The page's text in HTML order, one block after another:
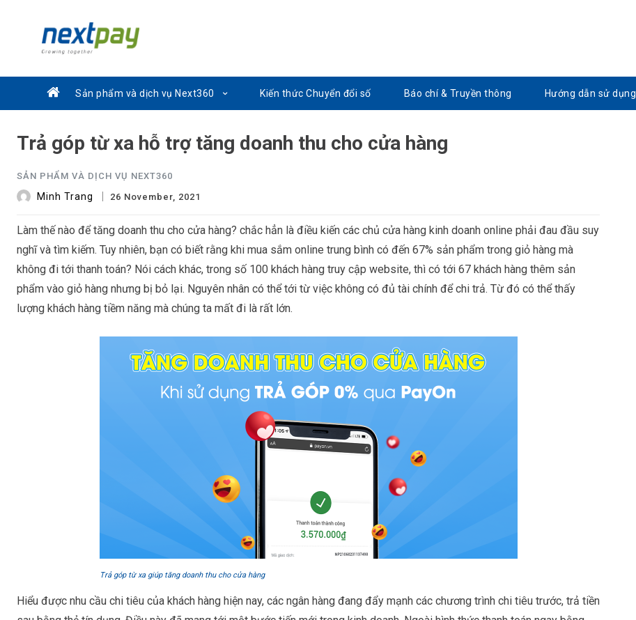
Sản phẩm và dịch vụ Next360 Kiến thức Chuyển đổi số Báo chí & Truyền thông Hướng dẫn sử dụng
Trả góp từ xa hỗ trợ tăng doanh thu cho cửa hàng
SẢN PHẨM VÀ DỊCH VỤ NEXT360
Minh Trang 26 November, 2021
Làm thế nào để tăng doanh thu cho cửa hàng? chắc hẳn là điều kiến các chủ cửa hàng kinh doanh online phải đau đầu suy
nghĩ và tìm kiếm. Tuy nhiên, bạn có biết rằng khi mua sắm online trung bình có đến 67% sản phẩm trong giỏ hàng mà
không đi tới thanh toán? Nói cách khác, trong số 100 khách hàng truy cập website, thì có tới 67 khách hàng thêm sản
phẩm vào giỏ hàng nhưng bị bỏ lại. Nguyên nhân có thể tới từ việc không có đủ tài chính để chi trả. Từ đó có thể thấy
lượng khách hàng tiềm năng mà chúng ta mất đi là rất lớn.
Trả góp từ xa giúp tăng doanh thu cho cửa hàng
Hiểu được nhu cầu chi tiêu của khách hàng hiện nay, các ngân hàng đang đẩy mạnh các chương trình chi tiêu trước, trả tiền